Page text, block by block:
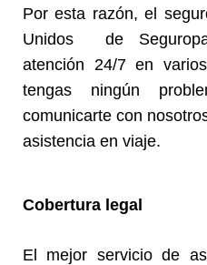
Por esta razón, el
Unidos de
atención 24/7 en
tengas ningún
comunicarte con
asistencia en viaje.
Cobertura legal
El mejor servicio de